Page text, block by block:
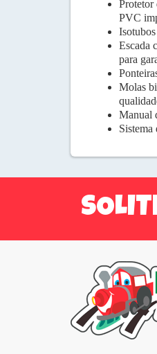
Protetor
PVC
Escada
para
Molas
Manual
Sistema